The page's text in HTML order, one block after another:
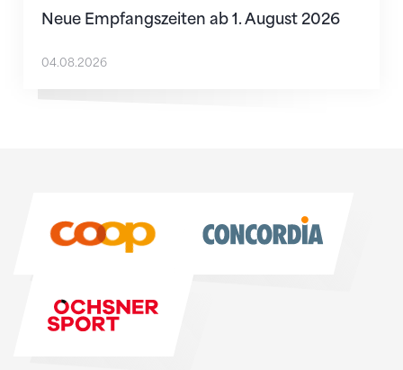
Neue Empfangszeiten ab 1. August 2026
04.08.2026